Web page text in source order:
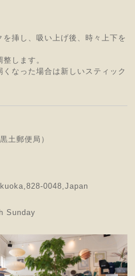
挿し、吸い上げ後、時々上下を
します。
なった場合は新しいスティック
土郵便局）
0048,Japan
Sunday